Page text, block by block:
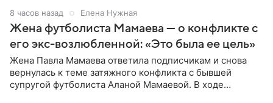
8 часов назад Елена Нужная
Жена футболиста Мамаева — о конфликте с
его экс-возлюбленной: «Это была ее цель»
Жена Павла Мамаева ответила подписчикам и снова
вернулась к теме затяжного конфликта с бывшей
супругой футболиста Аланой Мамаевой. В ходе